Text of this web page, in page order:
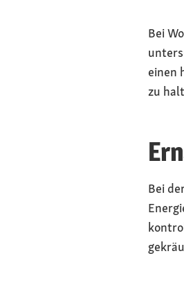
Bei
einen
zu
Bei